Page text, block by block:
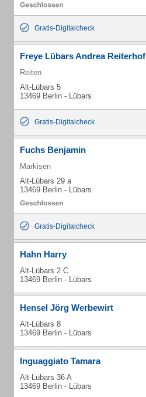
Gratis-Digitalcheck
Freye Lübars Andrea Reiterhof
Reiten
Alt-Lübars 5
13469 Berlin - Lübars
Gratis-Digitalcheck
Fuchs Benjamin
Markisen
Alt-Lübars 29 a
13469 Berlin - Lübars
Gratis-Digitalcheck
Hahn Harry
Alt-Lübars 2 C
13469 Berlin - Lübars
Hensel Jörg Werbewirt
Alt-Lübars 8
13469 Berlin - Lübars
Inguaggiato Tamara
Alt-Lübars 36 A
13469 Berlin - Lübars